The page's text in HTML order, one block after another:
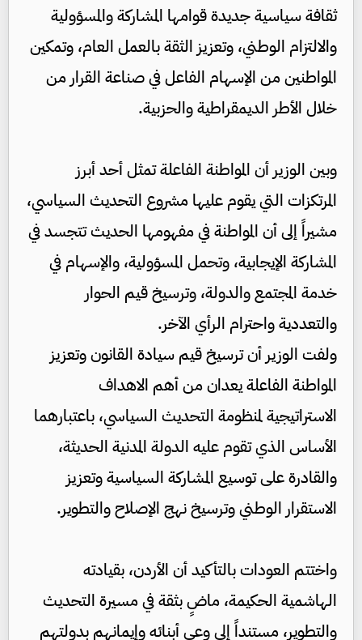
ثقافة سياسية جديدة قوامها المشاركة والمسؤولية
والالتزام الوطني، وتعزيز الثقة بالعمل العام، وتمكين
المواطنين من الإسهام الفاعل في صناعة القرار من
خلال الأطر الديمقراطية والحزبية.
وبين الوزير أن المواطنة الفاعلة تمثل أحد أبرز
المرتكزات التي يقوم عليها مشروع التحديث السياسي،
مشيراً إلى أن المواطنة في مفهومها الحديث تتجسد في
المشاركة الإيجابية، وتحمل المسؤولية، والإسهام في
خدمة المجتمع والدولة، وترسيخ قيم الحوار
والتعددية واحترام الرأي الآخر.
ولفت الوزير أن ترسيخ قيم سيادة القانون وتعزيز
المواطنة الفاعلة يعدان من أهم الاهداف
الاستراتيجية لمنظومة التحديث السياسي، باعتبارهما
الأساس الذي تقوم عليه الدولة المدنية الحديثة،
والقادرة على توسيع المشاركة السياسية وتعزيز
الاستقرار الوطني وترسيخ نهج الإصلاح والتطوير.
واختتم العودات بالتأكيد أن الأردن، بقيادته
الهاشمية الحكيمة، ماضٍ بثقة في مسيرة التحديث
والتطوير، مستنداً إلى وعي أبنائه وإيمانهم بدولتهم